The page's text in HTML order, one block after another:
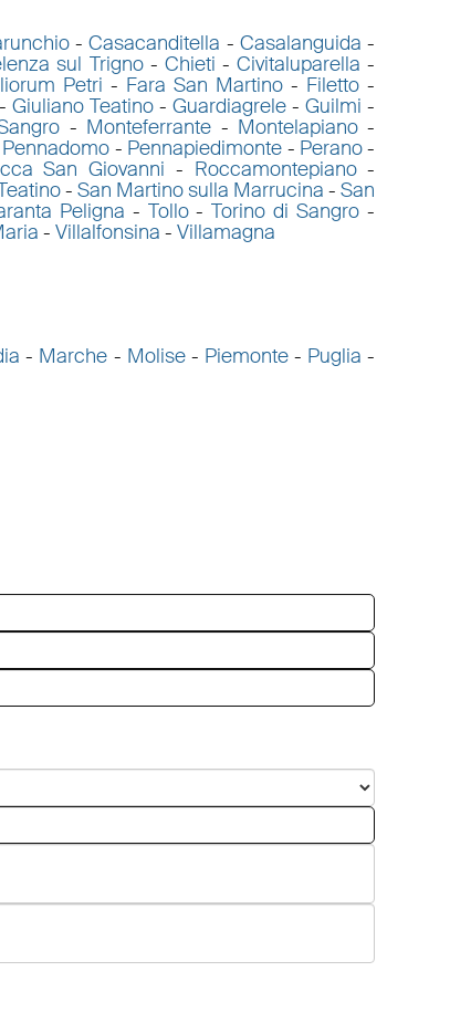
-Casacanditella -Casalanguida -
sul Trigno- Chieti -Civitaluparella -
Petri - Fara San Martino - Filetto -
- Giuliano Teatino-Guardiagrele -Guilmi -
- Monteferrante - Montelapiano-
Pennadomo - Pennapiedimonte - Perano-
San Giovanni - Roccamontepiano-
- San Martino sulla Marrucina -San
Peligna - Tollo-Torino di Sangro -
- Villalfonsina - Villamagna
- Marche - Molise- Piemonte - Puglia -